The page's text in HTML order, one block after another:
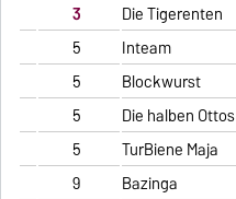
3
Die Tigerenten
5
Inteam
5
Blockwurst
5
Die halben Ottos
5
TurBiene Maja
9
Bazinga